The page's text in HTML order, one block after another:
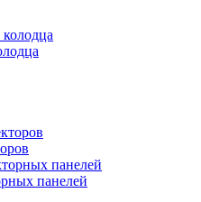
панелей